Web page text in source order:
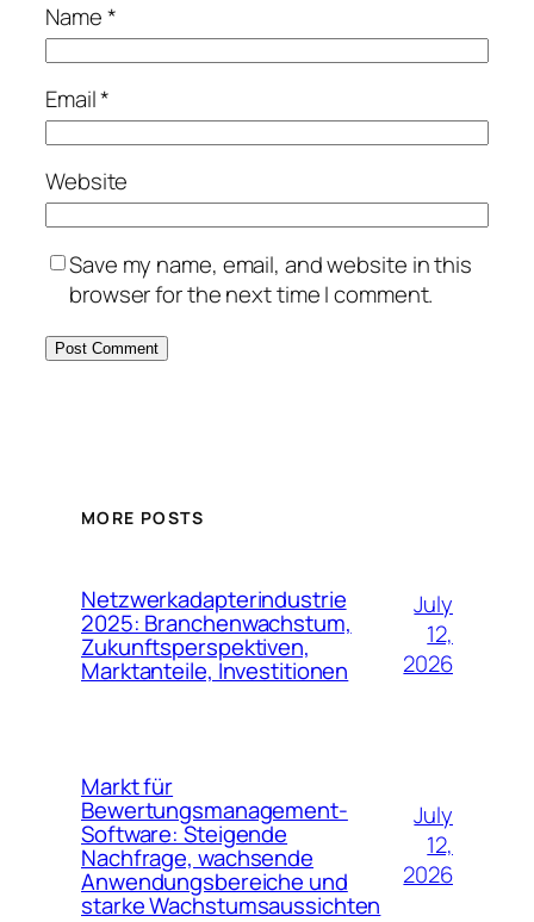
Name*
Email*
Website
Save my name, email, and website in this
browser for the next time I comment.
MORE POSTS
Netzwerkadapterindustrie
2025: Branchenwachstum,
Zukunftsperspektiven,
Marktanteile, Investitionen
July
12,
2026
Markt für
Bewertungsmanagement-
Software: Steigende
Nachfrage, wachsende
Anwendungsbereiche und
starke Wachstumsaussichten
July
12,
2026